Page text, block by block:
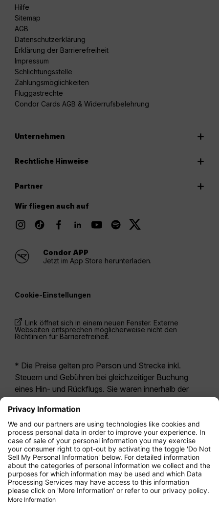
Hilfe
Sitemap
AGB
Datenschutzerklärung
Erklärung der Barrierefreiheit
Impressum
Schlichtungsstelle
Zahlungsmöglichkeiten
Fluggastrechte
Condor Cards AGB & Widerrufsbelehrung
Unternehmen
Rechtliche Hinweise
Partner
Wir fliegen auch auf
Condor APP
Jetzt im App Store herunterladen.
Cookie-Einstellungen
Link öffnet sich in einem neuen Fenster. Externe
Webseiten entsprechen möglicherweise nicht den
Richtlinien für Barrierefreiheit.
* Die Preise gelten pro Person und Strecke inkl.
Steuern und Gebühren bei gleichzeitiger Buchung
eines Hin- und Rückflugs. Sie waren innerhalb der
letzten 24 Stunden verfügbar und sind
möglicherweise nicht mehr aktuell. Bei den für die
Economy Class angegebenen Tarifen handelt es
sich i.d.R. um Economy Zero, unsere restriktivste
Tarifoption. Es können hierfür zusätzliche Gebühren
fürAufgabegepäckoder für andere optionale
Leistungen anfallen. Es gelten dieAllgemeinen
Geschäftsbedingungen .